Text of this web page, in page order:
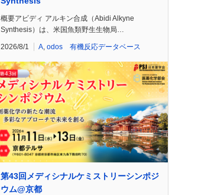
概要アビディ アルキン合成（Abidi Alkyne
Synthesis）は、米国魚類野生生物局…
2026/8/1 A odos 有機反応データベース
第43回メディシナルケミストリーシンポジ
ウム@京都